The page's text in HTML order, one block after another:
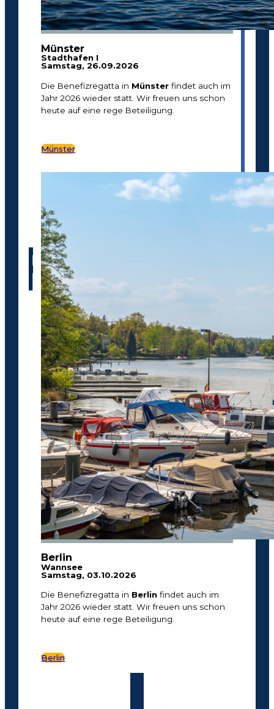
Münster
Stadthafen I
Samstag, 26.09.2026
Die Benefizregatta in Münster findet auch im
Jahr 2026 wieder statt. Wir freuen uns schon
heute auf eine rege Beteiligung.
Münster
Berlin
Wannsee
Samstag, 03.10.2026
Die Benefizregatta in Berlin findet auch im
Jahr 2026 wieder statt. Wir freuen uns schon
heute auf eine rege Beteiligung.
Berlin